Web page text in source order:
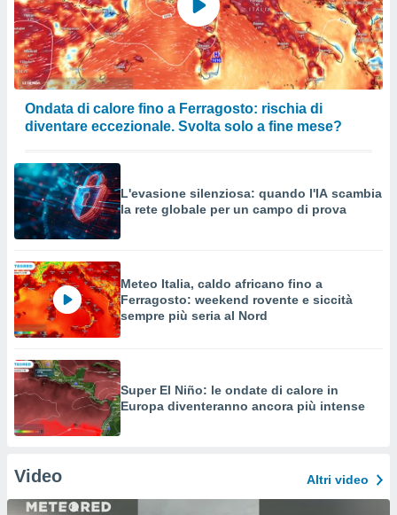
Ondata di calore fino a Ferragosto: rischia di
diventare eccezionale. Svolta solo a fine mese?
L'evasione silenziosa: quando l'IA scambia
la rete globale per un campo di prova
Meteo Italia, caldo africano fino a
Ferragosto: weekend rovente e siccità
sempre più seria al Nord
Super El Niño: le ondate di calore in
Europa diventeranno ancora più intense
Video Altri video